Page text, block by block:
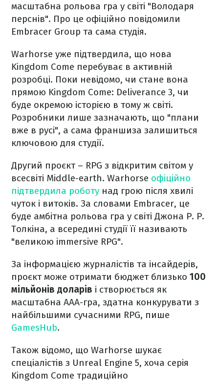
масштабна рольова гра у світі "Володаря
перснів". Про це офіційно повідомили
Embracer Group та сама студія.
Warhorse уже підтвердила, що нова
Kingdom Come перебуває в активній
розробці. Поки невідомо, чи стане вона
прямою Kingdom Come: Deliverance 3, чи
буде окремою історією в тому ж світі.
Розробники лише зазначають, що "плани
вже в русі", а сама франшиза залишиться
ключовою для студії.
Другий проєкт – RPG з відкритим світом у
всесвіті Middle-earth. Warhorse офіційно
підтвердила роботу над грою після хвилі
чуток і витоків. За словами Embracer, це
буде амбітна рольова гра у світі Джона Р. Р.
Толкіна, а всередині студії її називають
"великою immersive RPG".
За інформацією журналістів та інсайдерів,
проєкт може отримати бюджет близько 100
мільйонів доларів і створюється як
масштабна AAA-гра, здатна конкурувати з
найбільшими сучасними RPG, пише
GamesHub.
Також відомо, що Warhorse шукає
спеціалістів з Unreal Engine 5, хоча серія
Kingdom Come традиційно